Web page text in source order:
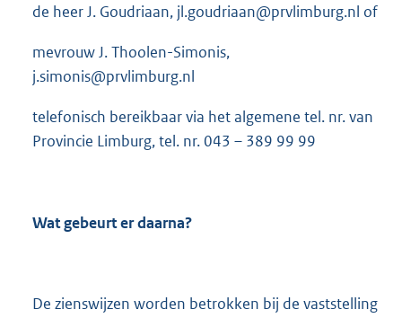
de heer J. Goudriaan, jl.goudriaan@prvlimburg.nl of
mevrouw J. Thoolen-Simonis,
j.simonis@prvlimburg.nl
telefonisch bereikbaar via het algemene tel. nr. van
Provincie Limburg, tel. nr. 043 – 389 99 99
Wat gebeurt er daarna?
De zienswijzen worden betrokken bij de vaststelling